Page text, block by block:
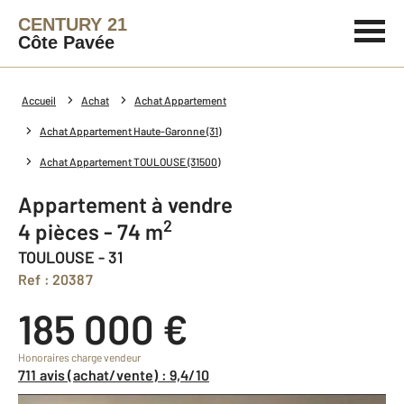
CENTURY 21
Côte Pavée
Accueil Achat Achat Appartement
Achat Appartement Haute-Garonne (31)
Achat Appartement TOULOUSE (31500)
Appartement à vendre
4 pièces - 74 m2
TOULOUSE - 31
Ref : 20387
185 000 €
Honoraires charge vendeur
711 avis (achat/vente) : 9,4/10